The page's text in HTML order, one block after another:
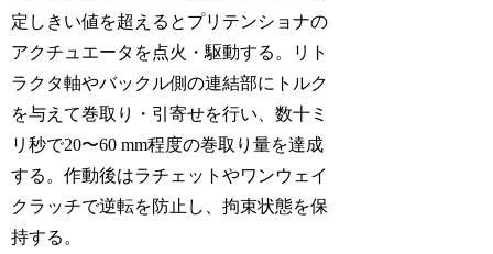
定しきい値を超えるとプリテンショナの
アクチュエータを点火・駆動する。リト
ラクタ軸やバックル側の連結部にトルク
を与えて巻取り・引寄せを行い、数十ミ
リ秒で20〜60 mm程度の巻取り量を達成
する。作動後はラチェットやワンウェイ
クラッチで逆転を防止し、拘束状態を保
持する。